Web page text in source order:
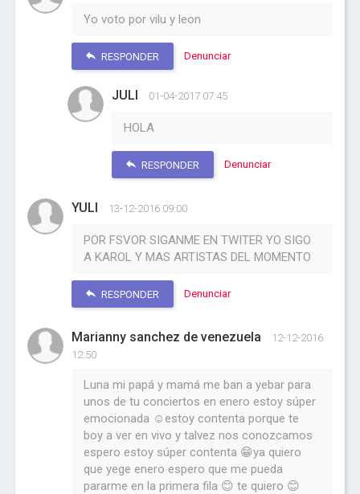
Yo voto por vilu y leon
RESPONDER Denunciar
JULI 01-04-2017 07:45
HOLA
RESPONDER Denunciar
YULI 13-12-2016 09:00
POR FSVOR SIGANME EN TWITER YO SIGO
A KAROL Y MAS ARTISTAS DEL MOMENTO
RESPONDER Denunciar
Marianny sanchez de venezuela
12-12-2016
12:50
Luna mi papá y mamá me ban a yebar para
unos de tu conciertos en enero estoy súper
emocionada ☺estoy contenta porque te
boy a ver en vivo y talvez nos conozcamos
espero estoy súper contenta 😁ya quiero
que yege enero espero que me pueda
pararme en la primera fila 😊 te quiero 😊